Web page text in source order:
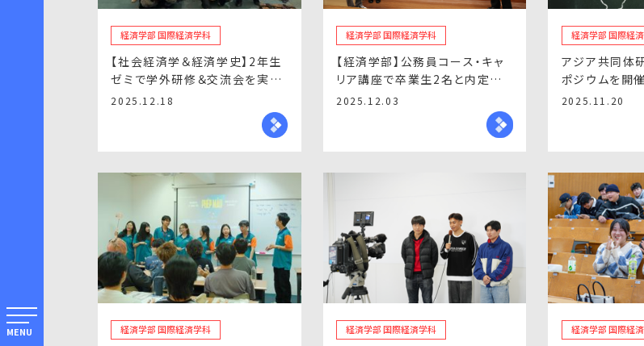
MENU
経済学部 国際経済学科
【社会経済学＆経済学史】2年生
ゼミで学外研修＆交流会を実施
しました！
2025.12.18
経済学部 国際経済学科
【経済学部】公務員コース・キャ
リア講座で卒業生2名と内定者1
名が講演
2025.12.03
経済学部 国際経
アジア共同体
ポジウムを開
自由貿易体制
2025.11.20
経済学部 国際経済学科 経済学部 国際経済学科 経済学部 国際経